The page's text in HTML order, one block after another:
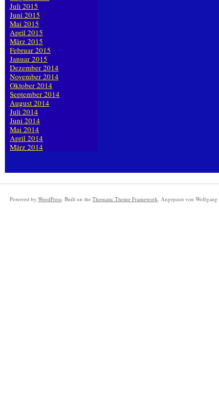
Juli 2015
Juni 2015
Mai 2015
April 2015
März 2015
Februar 2015
Januar 2015
Dezember 2014
November 2014
Oktober 2014
September 2014
August 2014
Juli 2014
Juni 2014
Mai 2014
April 2014
März 2014
Powered by WordPress. Built on the Thematic Theme Framework. Angepasst von